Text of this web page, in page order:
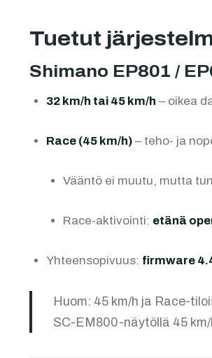
Tuetut
Shimano EP801 /
32 km/h tai 45 km/h – oikea
Race (45 km/h) – teho- ja
Vääntö ei muutu, mutta
Race-aktivointi: etänä
Yhteensopivuus: firmware
Huom: 45 km/h ja Race-
SC-EM800-näytöllä 45